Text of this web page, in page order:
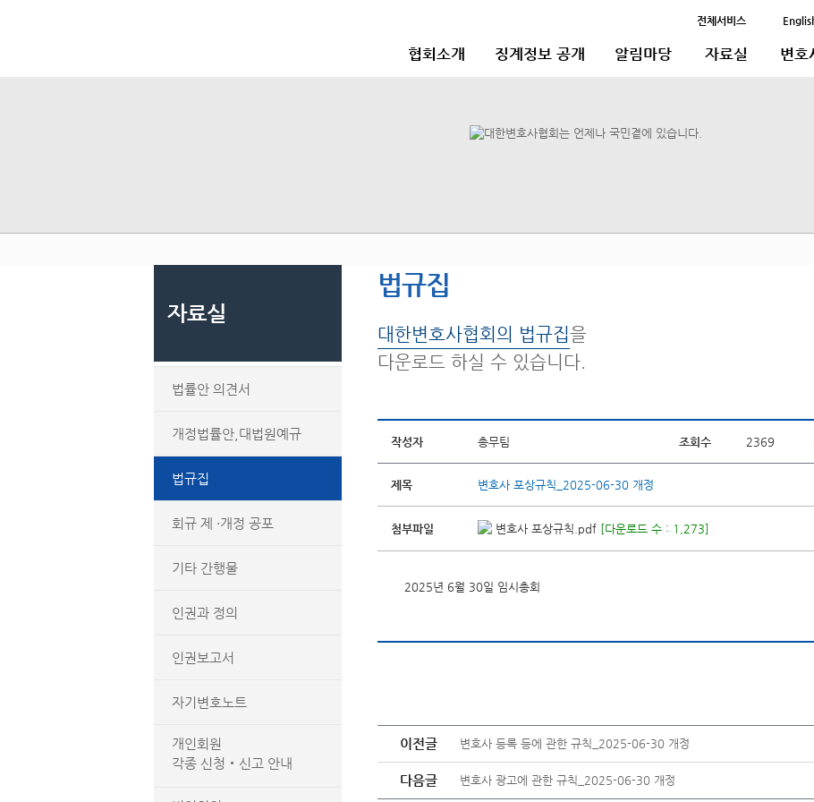
전체서비스
협회소개 징계정보 공개 알림마당 자료실 변호
자료실
법률안 의견서
개정법률안,대법원예규
법규집
회규 제 ·개정 공포
기타 간행물
인권과 정의
인권보고서
자기변호노트
개인회원
각종 신청‧신고 안내
법규집
대한변호사협회의 법규집을
다운로드 하실 수 있습니다.
작성자 총무팀 조회수 2369
제목 변호사 포상규칙_2025-06-30 개정
첨부파일 변호사 포상규칙.pdf [다운로드 수 : 1,273]
2025년 6월 30일 임시총회
이전글 변호사 등록 등에 관한 규칙_2025-06-30 개정
다음글 변호사 광고에 관한 규칙_2025-06-30 개정